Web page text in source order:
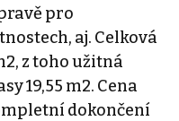
pro
aj. Celková
z toho užitná
19,55 m2. Cena
dokončení